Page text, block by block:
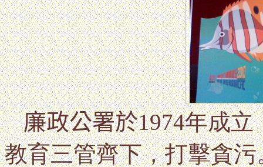
廉政公署於1974年成
教育三管齊下，打擊貪